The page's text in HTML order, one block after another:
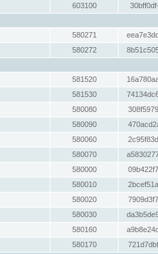
603100
580271
580272
581520
581530
580080
580090
580060
580070
580000
580010
580020
580030
580160
580170